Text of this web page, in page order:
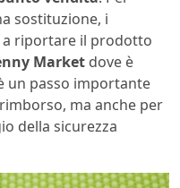
sostituzione, i
riportare il prodotto
Market dove è
un passo importante
ma anche per
della sicurezza